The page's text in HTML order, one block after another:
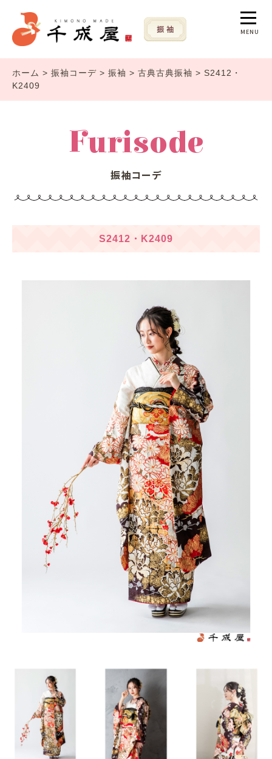
MENU
ホーム > 振袖コーデ > 振袖 > 古典古典振袖 > S2412・
K2409
Furisode
振袖コーデ
S2412・K2409